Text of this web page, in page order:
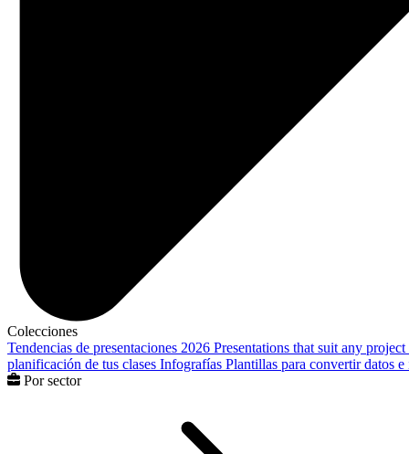
Colecciones
Tendencias de presentaciones 2026 Presentations that suit any project
planificación de tus clases Infografías Plantillas para convertir datos
Por sector